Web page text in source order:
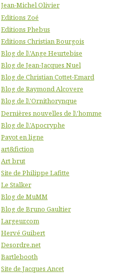
Jean-Michel Olivier
Editions Zoé
Editions Phebus
Editions Christian Bourgois
Blog de l\'Ange Heurtebise
Blog de Jean-Jacques Nuel
Blog de Christian Cottet-Emard
Blog de Raymond Alcovere
Blog de l\'Ornithorynque
Dernières nouvelles de l\'homme
Blog de l\'Apocryphe
Payot en ligne
art&fiction
Art brut
Site de Philippe Lafitte
Le Stalker
Blog de MuMM
Blog de Bruno Gaultier
Largeur.com
Hervé Guibert
Desordre.net
Bartlebooth
Site de Jacques Ancet